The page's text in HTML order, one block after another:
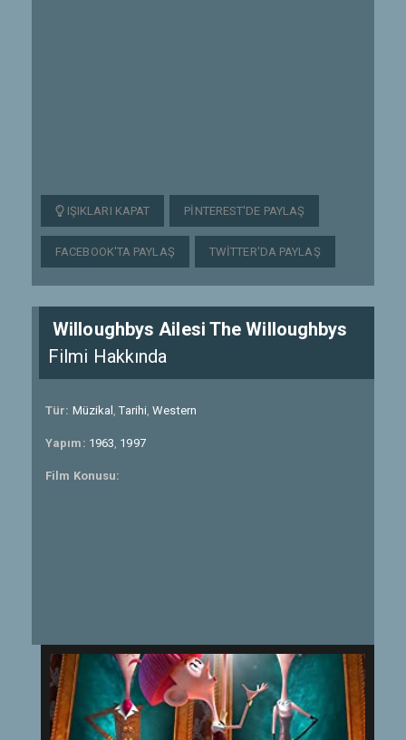
IŞIKLARI KAPAT PINTEREST'DE PAYLAŞ
FACEBOOK'TA PAYLAŞ TWITTER'DA PAYLAŞ
Willoughbys Ailesi The Willoughbys
Filmi Hakkında
Tür: Müzikal ,Tarihi,Western
Yapım: 1963, 1997
Film Konusu: